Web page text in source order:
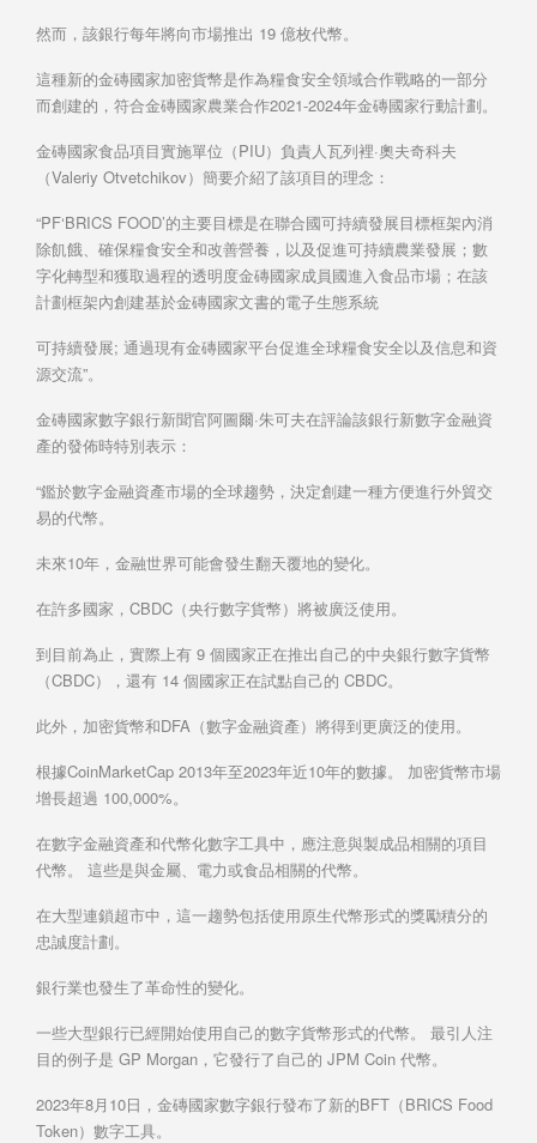
然而，該銀行每年將向市場推出 19 億枚代幣。
這種新的金磚國家加密貨幣是作為糧食安全領域合作戰略的一部分
而創建的，符合金磚國家農業合作2021-2024年金磚國家行動計劃。
金磚國家食品項目實施單位（PIU）負責人瓦列裡·奧夫奇科夫
（Valeriy Otvetchikov）簡要介紹了該項目的理念：
“PF‘BRICS FOOD’的主要目標是在聯合國可持續發展目標框架內消
除飢餓、確保糧食安全和改善營養，以及促進可持續農業發展；數
字化轉型和獲取過程的透明度金磚國家成員國進入食品市場；在該
計劃框架內創建基於金磚國家文書的電子生態系統
可持續發展; 通過現有金磚國家平台促進全球糧食安全以及信息和資
源交流”。
金磚國家數字銀行新聞官阿圖爾·朱可夫在評論該銀行新數字金融資
產的發佈時特別表示：
“鑑於數字金融資產市場的全球趨勢，決定創建一種方便進行外貿交
易的代幣。
未來10年，金融世界可能會發生翻天覆地的變化。
在許多國家，CBDC（央行數字貨幣）將被廣泛使用。
到目前為止，實際上有 9 個國家正在推出自己的中央銀行數字貨幣
（CBDC），還有 14 個國家正在試點自己的 CBDC。
此外，加密貨幣和DFA（數字金融資產）將得到更廣泛的使用。
根據CoinMarketCap 2013年至2023年近10年的數據。 加密貨幣市場
增長超過 100,000%。
在數字金融資產和代幣化數字工具中，應注意與製成品相關的項目
代幣。 這些是與金屬、電力或食品相關的代幣。
在大型連鎖超市中，這一趨勢包括使用原生代幣形式的獎勵積分的
忠誠度計劃。
銀行業也發生了革命性的變化。
一些大型銀行已經開始使用自己的數字貨幣形式的代幣。 最引人注
目的例子是 GP Morgan，它發行了自己的 JPM Coin 代幣。
2023年8月10日，金磚國家數字銀行發布了新的BFT（BRICS Food
Token）數字工具。